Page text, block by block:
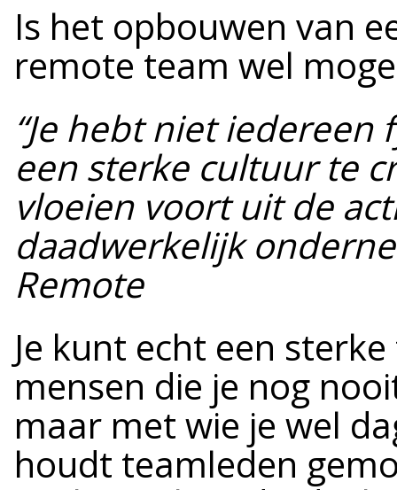
Is het opbouwen van
remote team wel
“Je hebt niet
een sterke cultuur te
vloeien voort uit de
daadwerkelijk
Remote
Je kunt echt een
mensen die je nog
maar met wie je wel
houdt teamleden